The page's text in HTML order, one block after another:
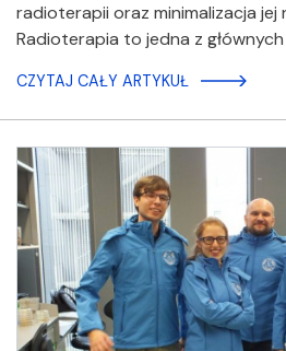
radioterapii oraz minimalizacja
Radioterapia to jedna z
CZYTAJ CAŁY ARTYKUŁ